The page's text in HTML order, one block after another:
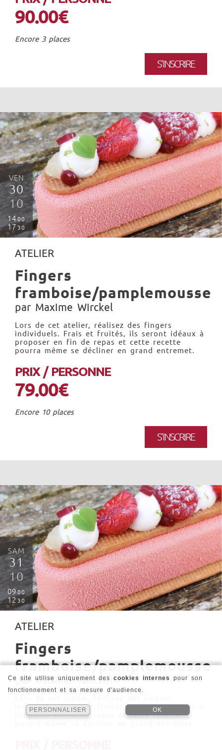
90.00€
Encore 3 places
S'INSCRIRE
VEN
30
10
14 00
1730
ATELIER
Fingers
framboise/pamplemousse
par Maxime Wirckel
Lors de cet atelier, réalisez des fingers
individuels. Frais et fruités, ils seront idéaux à
proposer en fin de repas et cette recette
pourra même se décliner en grand entremet.
PRIX / PERSONNE
79.00€
Encore 10 places
S'INSCRIRE
SAM
31
10
09 00
1230
ATELIER
Fingers
framboise/pamplemousse
par Maxime Wirckel
individuels. Frais et fruités, ils seront idéaux à
proposer en fin de repas et cette recette
Ce site utilise uniquement des cookies internes
pour son
fonctionnement et sa mesure d'audience.
PERSONNALISER OK